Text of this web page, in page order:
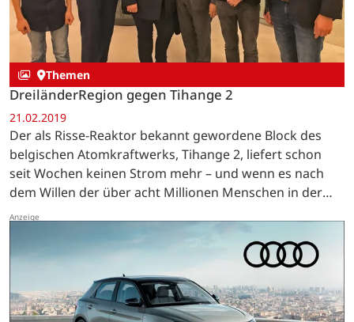
Themen
DreiländerRegion gegen Tihange 2
21.02.2019
Der als Risse-Reaktor bekannt gewordene Block des
belgischen Atomkraftwerks, Tihange 2, liefert schon
seit Wochen keinen Strom mehr – und wenn es nach
dem Willen der über acht Millionen Menschen in der
DreiländerRegion geht, sollte das auch so bleiben.